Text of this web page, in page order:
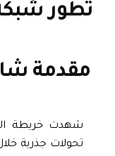
تطور شبكة
مقدمة
شهدت خريطة
تحولات جذرية خلال